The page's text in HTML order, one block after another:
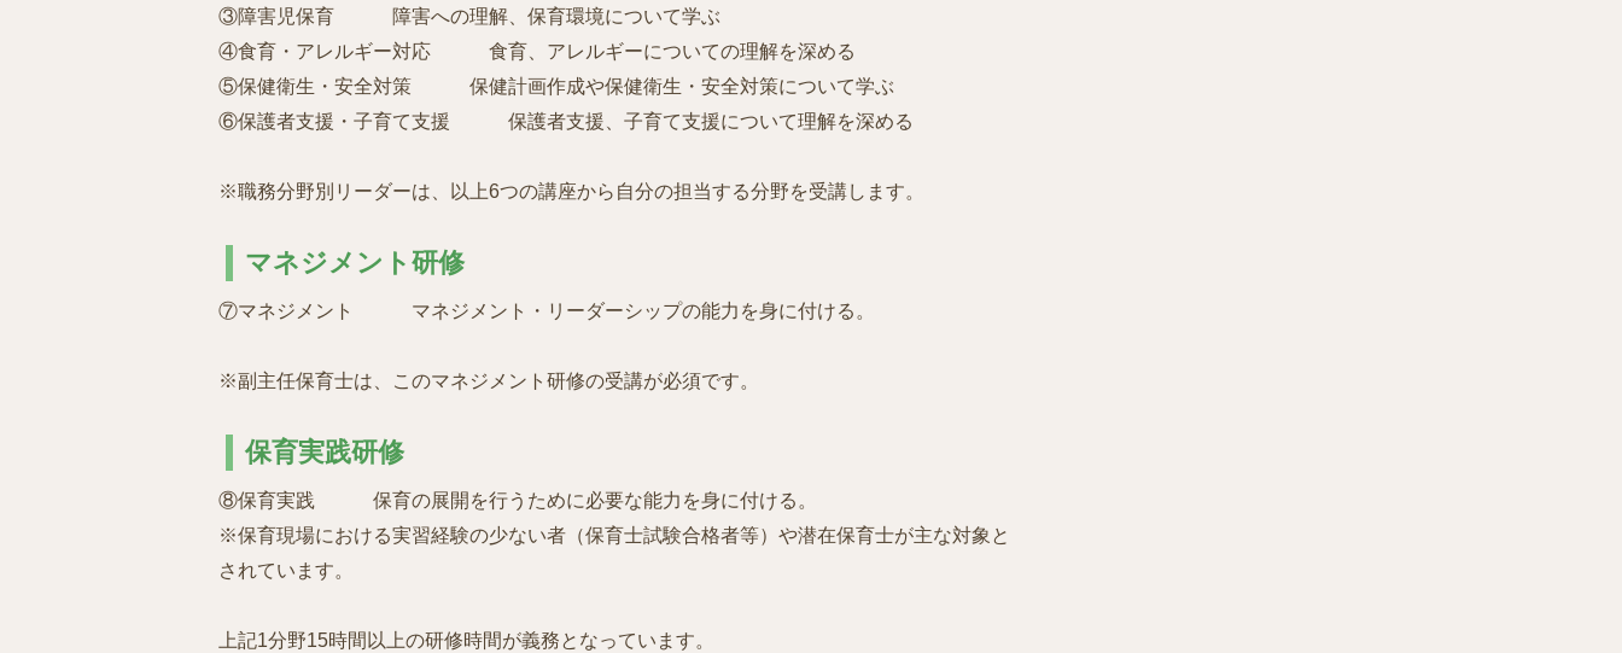
③障害児保育 障害への理解、保育環境について学ぶ
④食育・アレルギー対応 食育、アレルギーについての理解を深める
⑤保健衛生・安全対策 保健計画作成や保健衛生・安全対策について学ぶ
⑥保護者支援・子育て支援 保護者支援、子育て支援について理解を深める
※職務分野別リーダーは、以上6つの講座から自分の担当する分野を受講します。
マネジメント研修
⑦マネジメント マネジメント・リーダーシップの能力を身に付ける。
※副主任保育士は、このマネジメント研修の受講が必須です。
保育実践研修
⑧保育実践 保育の展開を行うために必要な能力を身に付ける。
※保育現場における実習経験の少ない者（保育士試験合格者等）や潜在保育士が主な対象と
されています。
上記1分野15時間以上の研修時間が義務となっています。